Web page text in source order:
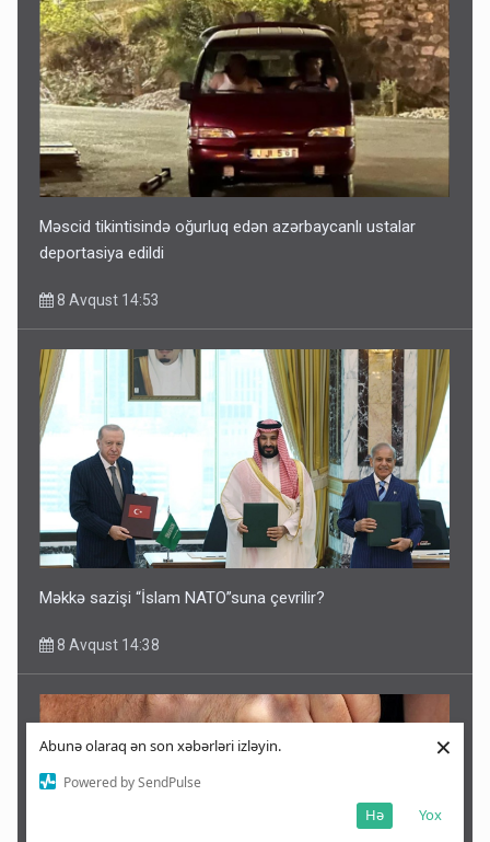
Abunə olaraq ən son xəbərləri izləyin.
Powered by SendPulse
Yox
Hə
×
Məscid tikintisində oğurluq edən azərbaycanlı ustalar
deportasiya edildi
8 Avqust 14:53
Məkkə sazişi “İslam NATO”suna çevrilir?
8 Avqust 14:38